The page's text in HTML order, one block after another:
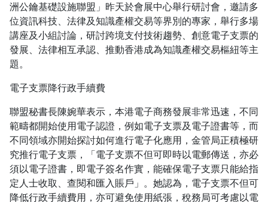
洲公鑰基礎設施聯盟」昨天於會展中心舉行研討會，邀請多
位資訊科技、法律及知識產權交易等界別的專家，舉行多場
講座及小組討論，研討跨境支付技術趨勢、創意電子支票的
發展、法律相互承認、推動香港成為知識產權交易樞紐等主
題。
電子支票降行政手續費
聯盟秘書長陳婉華表示，本港電子商務發展非常迅速，不同
範疇都開始使用電子認證，例如電子支票及電子證書等，而
不同領域亦開始探討如何進行電子化應用，金管局正積極研
究推行電子支票，「電子支票不但可即時以電郵傳送，亦必
須以電子證書，即電子簽名作實，能確保電子支票只能給指
定人士收取、查閱和匯入賬戶」。她認為，電子支票不但可
降低行政手續費用，亦可避免使用紙張，稅務局可考慮以電